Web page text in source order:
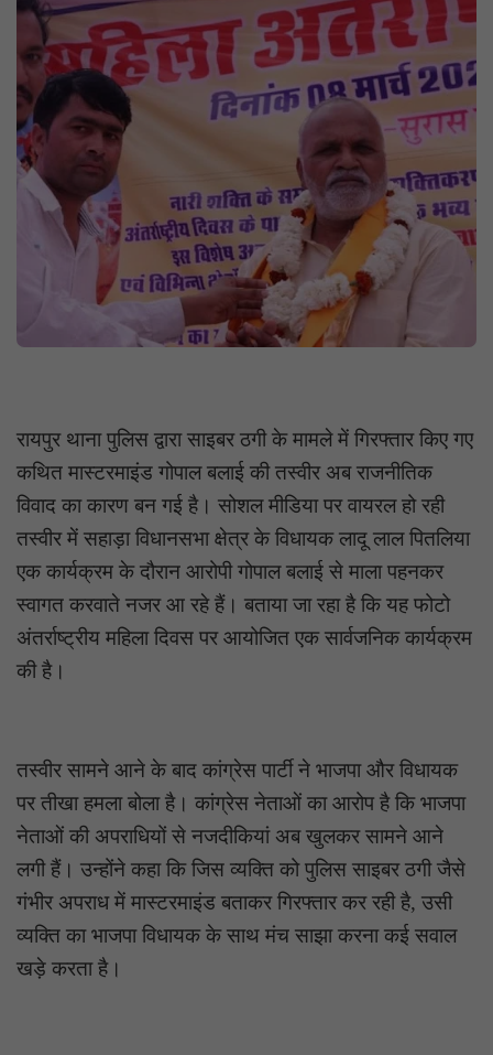
रायपुर थाना पुलिस द्वारा साइबर ठगी के मामले में गिरफ्तार किए गए
कथित मास्टरमाइंड गोपाल बलाई की तस्वीर अब राजनीतिक
विवाद का कारण बन गई है। सोशल मीडिया पर वायरल हो रही
तस्वीर में सहाड़ा विधानसभा क्षेत्र के विधायक लादू लाल पितलिया
एक कार्यक्रम के दौरान आरोपी गोपाल बलाई से माला पहनकर
स्वागत करवाते नजर आ रहे हैं। बताया जा रहा है कि यह फोटो
अंतर्राष्ट्रीय महिला दिवस पर आयोजित एक सार्वजनिक कार्यक्रम
की है।
तस्वीर सामने आने के बाद कांग्रेस पार्टी ने भाजपा और विधायक
पर तीखा हमला बोला है। कांग्रेस नेताओं का आरोप है कि भाजपा
नेताओं की अपराधियों से नजदीकियां अब खुलकर सामने आने
लगी हैं। उन्होंने कहा कि जिस व्यक्ति को पुलिस साइबर ठगी जैसे
गंभीर अपराध में मास्टरमाइंड बताकर गिरफ्तार कर रही है, उसी
व्यक्ति का भाजपा विधायक के साथ मंच साझा करना कई सवाल
खड़े करता है।